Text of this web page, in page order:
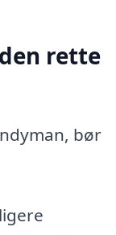
rette
bør